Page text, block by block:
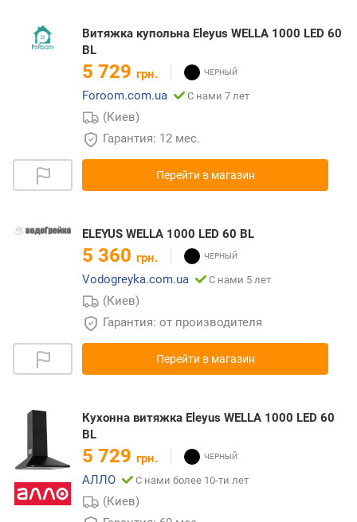
Витяжка купольна Eleyus WELLA 1000 LED 60
BL
5 729 грн.
Foroom.com.ua
С нами 7 лет
(Киев)
Гарантия: 12 мес.
Перейти в магазин
ELEYUS WELLA 1000 LED 60 BL
5 360 грн.
Vodogreyka.com.ua
С нами 5 лет
(Киев)
Гарантия: от производителя
Перейти в магазин
Кухонна витяжка Eleyus WELLA 1000 LED 60
BL
5 729 грн.
АЛЛО
С нами более 10-ти лет
(Киев)